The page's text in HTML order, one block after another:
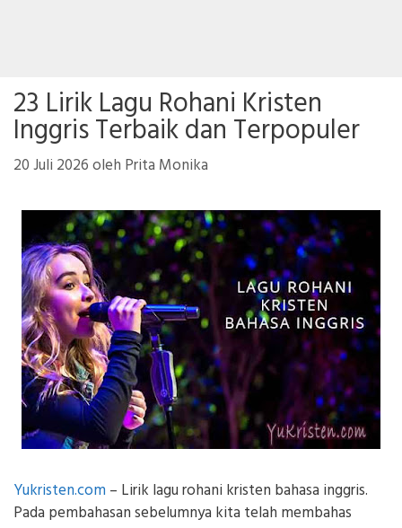
23 Lirik Lagu Rohani Kristen
Inggris Terbaik dan Terpopuler
20 Juli 2026oleh Prita Monika
Yukristen.com – Lirik lagu rohani kristen bahasa inggris.
Pada pembahasan sebelumnya kita telah membahas